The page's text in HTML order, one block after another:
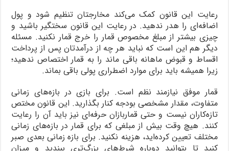
رعایت این قانون کمک می‌کند مخارجتان تنظیم شود و پول
اضافه‌ای را هدر ندهید. در رعایت این قانون سختگیر باشید و
چیزی بیشتر از مبلغ مخصوص قمار را خرج قمار نکنید. مسئله
دیگر هم این است که نباید هر چه از درآمدتان پس از پرداخت
اقساط و قبوض ماهانه باقی ماند را به قمار اختصاص ندهید؛
زیرا همیشه باید برای موارد اضطراری پولی باقی بماند.
قمار موفق نیازمند نظم است. برای بازی در بازه‌های زمانی
متفاوت، مقدار مشخصی بودجه کنار بگذارید. این قانون مختص
تازه‌کاران نیست و حتی قماربازان حرفه‌ای نیز باید آن را رعایت
کنند. هیچ وقت بیش از مبلغی که برای قمار در بازه‌های زمانی
مختلف تعیین کرده‌اید، هزینه نکنید. برای بازه زمانی بعدی صبر
کنید تا بتوانید دوباره شرط‌های بزرگ‌تری ببندید و میزان